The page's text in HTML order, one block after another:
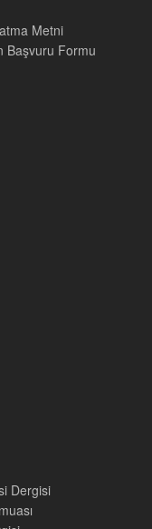
Metni
Başvuru Formu
Dergisi